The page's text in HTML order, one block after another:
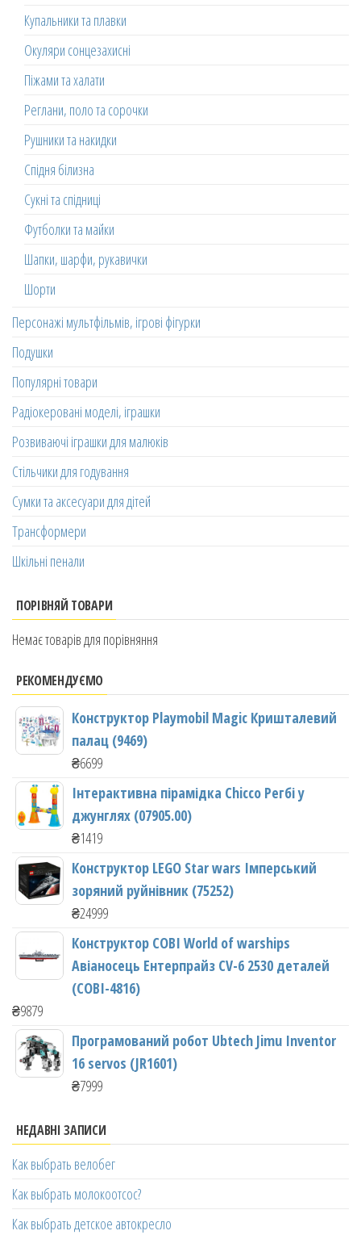
Купальники та плавки
Окуляри сонцезахисні
Піжами та халати
Реглани, поло та сорочки
Рушники та накидки
Спідня білизна
Сукні та спідниці
Футболки та майки
Шапки, шарфи, рукавички
Шорти
Персонажі мультфільмів, ігрові фігурки
Подушки
Популярні товари
Радіокеровані моделі, іграшки
Розвиваючі іграшки для малюків
Стільчики для годування
Сумки та аксесуари для дітей
Трансформери
Шкільні пенали
ПОРІВНЯЙ ТОВАРИ
Немає товарів для порівняння
РЕКОМЕНДУЄМО
Конструктор Playmobil Magic Кришталевий
палац (9469)
₴6699
Інтерактивна пірамідка Chicco Регбі у
джунглях (07905.00)
₴1419
Конструктор LEGO Star wars Імперський
зоряний руйнівник (75252)
₴24999
Конструктор COBI World of warships
Авіаносець Ентерпрайз CV-6 2530 деталей
(COBI-4816)
₴9879
Програмований робот Ubtech Jimu Inventor
16 servos (JR1601)
₴7999
НЕДАВНІ ЗАПИСИ
Как выбрать велобег
Как выбрать молокоотсос?
Как выбрать детское автокресло